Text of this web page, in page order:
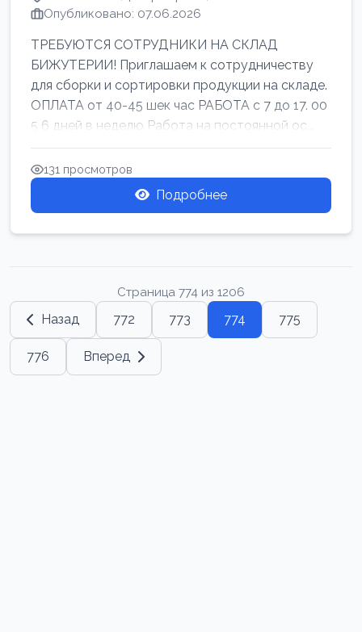
Опубликовано: 07.06.2026
ТРЕБУЮТСЯ СОТРУДНИКИ НА СКЛАД
БИЖУТЕРИИ! Приглашаем к сотрудничеству
для сборки и сортировки продукции на складе.
ОПЛАТА от 40-45 шек час РАБОТА с 7 до 17. 00
5 6 дней в неделю Работа на постоянной ос...
131 просмотров
Подробнее
Страница 774 из 1206
Назад 772 773 774 775
776 Вперед